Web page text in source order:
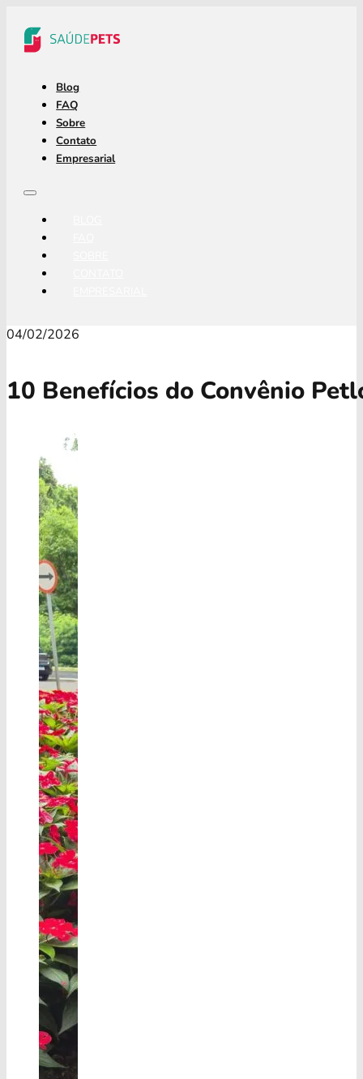
Blog
FAQ
Sobre
Contato
Empresarial
04/02/2026
10 Benefícios do Convênio